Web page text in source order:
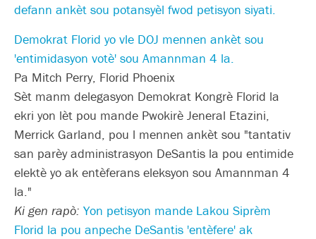
defann ankèt sou potansyèl fwod petisyon siyati.
Demokrat Florid yo vle DOJ mennen ankèt sou
'entimidasyon votè' sou Amannman 4 la.
Pa Mitch Perry, Florid Phoenix
Sèt manm delegasyon Demokrat Kongrè Florid la
ekri yon lèt pou mande Pwokirè Jeneral Etazini,
Merrick Garland, pou l mennen ankèt sou "tantativ
san parèy administrasyon DeSantis la pou entimide
elektè yo ak entèferans eleksyon sou Amannman 4
la."
Ki gen rapò: Yon petisyon mande Lakou Siprèm
Florid la pou anpeche DeSantis 'entèfere' ak